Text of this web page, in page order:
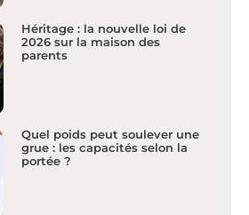
Héritage : la nouvelle loi de
2026 sur la maison des
parents
Quel poids peut soulever une
grue : les capacités selon la
portée ?